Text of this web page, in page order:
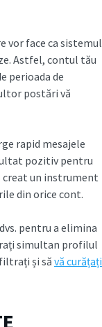
vor face ca sistemul
Astfel, contul tău
perioada de
postări vă
rapid mesajele
pozitiv pentru
creat un instrument
din orice cont.
pentru a elimina
simultan profilul
filtrați și să vă curățați